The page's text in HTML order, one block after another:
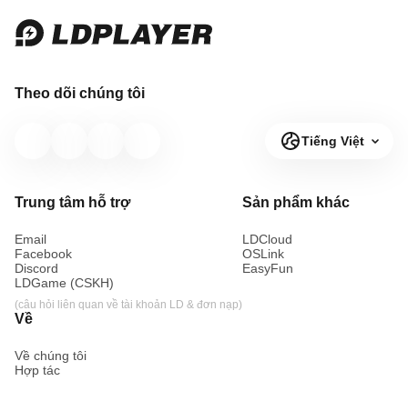
Theo dõi chúng tôi
Tiếng Việt
Trung tâm hỗ trợ
Email
Facebook
Discord
LDGame (CSKH)
(câu hỏi liên quan về tài khoản LD & đơn nạp)
Sản phẩm khác
LDCloud
OSLink
EasyFun
Về
Về chúng tôi
Hợp tác